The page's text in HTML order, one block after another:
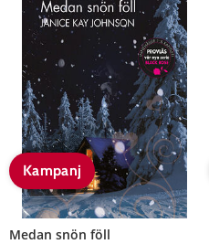
Kampanj
Medan snön föll